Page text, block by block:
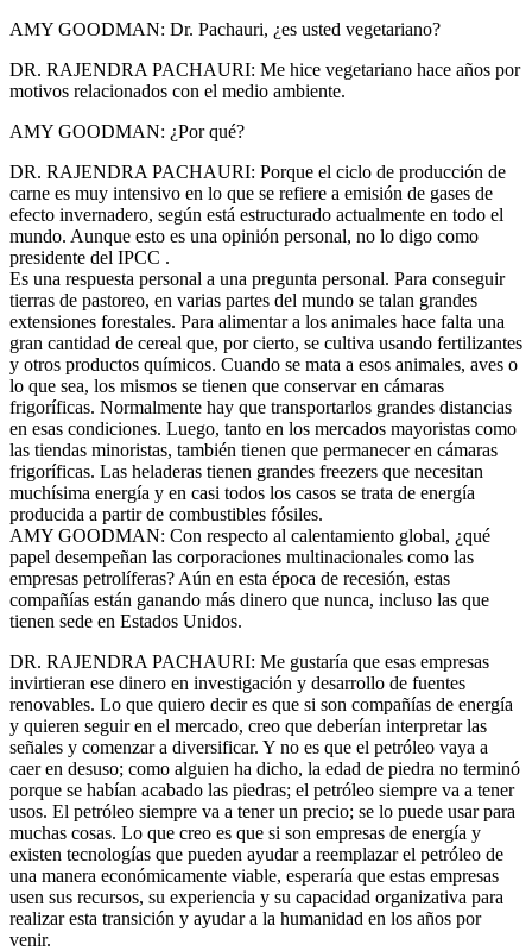
AMY GOODMAN: Dr. Pachauri, ¿es usted vegetariano?
DR. RAJENDRA PACHAURI: Me hice vegetariano hace años por
motivos relacionados con el medio ambiente.
AMY GOODMAN: ¿Por qué?
DR. RAJENDRA PACHAURI: Porque el ciclo de producción de
carne es muy intensivo en lo que se refiere a emisión de gases de
efecto invernadero, según está estructurado actualmente en todo el
mundo. Aunque esto es una opinión personal, no lo digo como
presidente del IPCC .
Es una respuesta personal a una pregunta personal. Para conseguir
tierras de pastoreo, en varias partes del mundo se talan grandes
extensiones forestales. Para alimentar a los animales hace falta una
gran cantidad de cereal que, por cierto, se cultiva usando fertilizantes
y otros productos químicos. Cuando se mata a esos animales, aves o
lo que sea, los mismos se tienen que conservar en cámaras
frigoríficas. Normalmente hay que transportarlos grandes distancias
en esas condiciones. Luego, tanto en los mercados mayoristas como
las tiendas minoristas, también tienen que permanecer en cámaras
frigoríficas. Las heladeras tienen grandes freezers que necesitan
muchísima energía y en casi todos los casos se trata de energía
producida a partir de combustibles fósiles.
AMY GOODMAN: Con respecto al calentamiento global, ¿qué
papel desempeñan las corporaciones multinacionales como las
empresas petrolíferas? Aún en esta época de recesión, estas
compañías están ganando más dinero que nunca, incluso las que
tienen sede en Estados Unidos.
DR. RAJENDRA PACHAURI: Me gustaría que esas empresas
invirtieran ese dinero en investigación y desarrollo de fuentes
renovables. Lo que quiero decir es que si son compañías de energía
y quieren seguir en el mercado, creo que deberían interpretar las
señales y comenzar a diversificar. Y no es que el petróleo vaya a
caer en desuso; como alguien ha dicho, la edad de piedra no terminó
porque se habían acabado las piedras; el petróleo siempre va a tener
usos. El petróleo siempre va a tener un precio; se lo puede usar para
muchas cosas. Lo que creo es que si son empresas de energía y
existen tecnologías que pueden ayudar a reemplazar el petróleo de
una manera económicamente viable, esperaría que estas empresas
usen sus recursos, su experiencia y su capacidad organizativa para
realizar esta transición y ayudar a la humanidad en los años por
venir.